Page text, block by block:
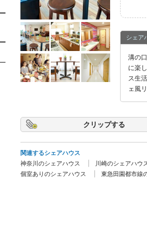
シェア
溝の
に楽
ス生
ェ風
クリップ
関連するシェアハウス
神奈川のシェアハウス
川崎のシェアハウ
個室ありのシェアハウス
東急田園都市線